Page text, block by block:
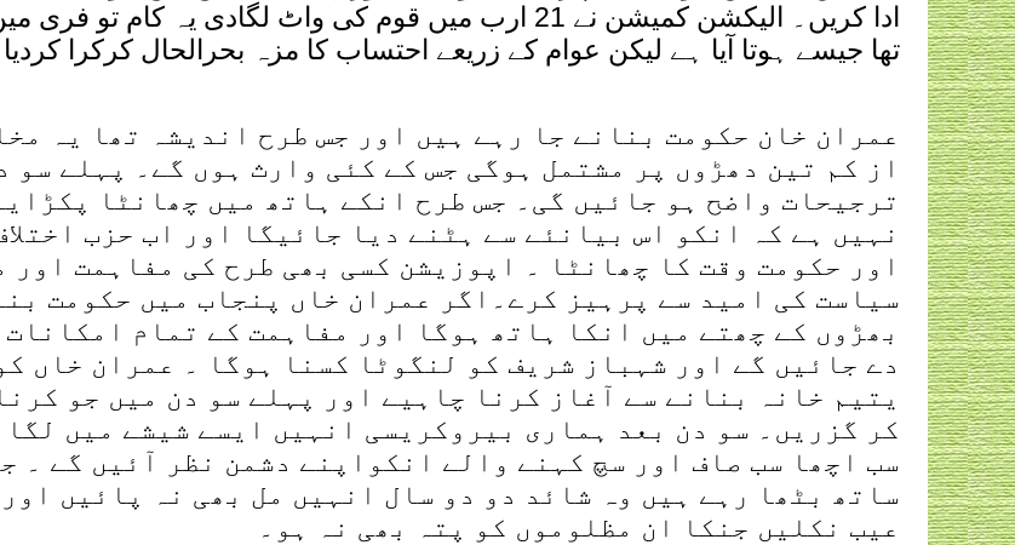
ادا کریں۔ الیکشن کمیشن نے 21 ارب میں قوم کی واٹ لگادی یہ کام
تھا جیسے ہوتا آیا ہے لیکن عوام کے زریعے احتساب کا مزہ بحرالحال کرکرا کردیا
عمران خان حکومت بنانے جا رہے ہیں اور جس طرح اندیشہ تھا یہ
از کم تین دھڑوں پر مشتمل ہوگی جس کے کئی وارث ہوں گے۔ پہلے سو
ترجیحات واضح ہو جائیں گی۔ جس طرح انکے ہاتھ میں چھانٹا
نہیں ہے کہ انکو اس بیانئے سے ہٹنے دیا جائیگا اور اب حزب
اور حکومت وقت کا چھانٹا ۔ اپوزیشن کسی بھی طرح کی مفاہمت اور
سیاست کی امید سے پرہیز کرے۔اگر عمران خاں پنجاب میں حکومت
بھڑوں کے چھتے میں انکا ہاتھ ہوگا اور مفاہمت کے تمام
دے جائیں گے اور شہباز شریف کو لنگوٹا کسنا ہوگا ۔ عمران خاں
یتیم خانہ بنانے سے آغاز کرنا چاہیے اور پہلے سو دن میں جو
کر گزریں۔ سو دن بعد ہماری بیروکریسی انہیں ایسے شیشے میں
سب اچھا سب صاف اور سچ کہنے والے انکواپنے دشمن نظر آئیں گے ۔
ساتھ بٹھا رہے ہیں وہ شائد دو دو سال انہیں مل بھی نہ پائیں اور
عیب نکلیں جنکا ان مظلوموں کو پتہ بھی نہ ہو۔